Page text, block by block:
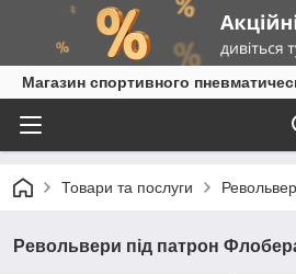
Магазин спортивного
Товари та послуги
Револьвери під патрон